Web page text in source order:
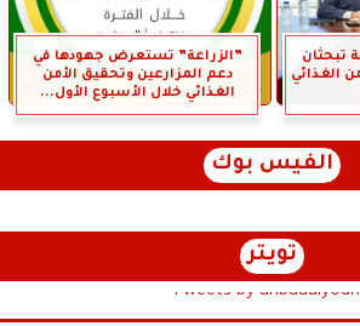
تبحثان
الأمن الغذائي
”الزراعة” تستعرض جهودها في
دعم المزارعين وتحقيق الأمن
الغذائي خلال الأسبوع الأول...
الفيس بوك
تويتر
Tweets by